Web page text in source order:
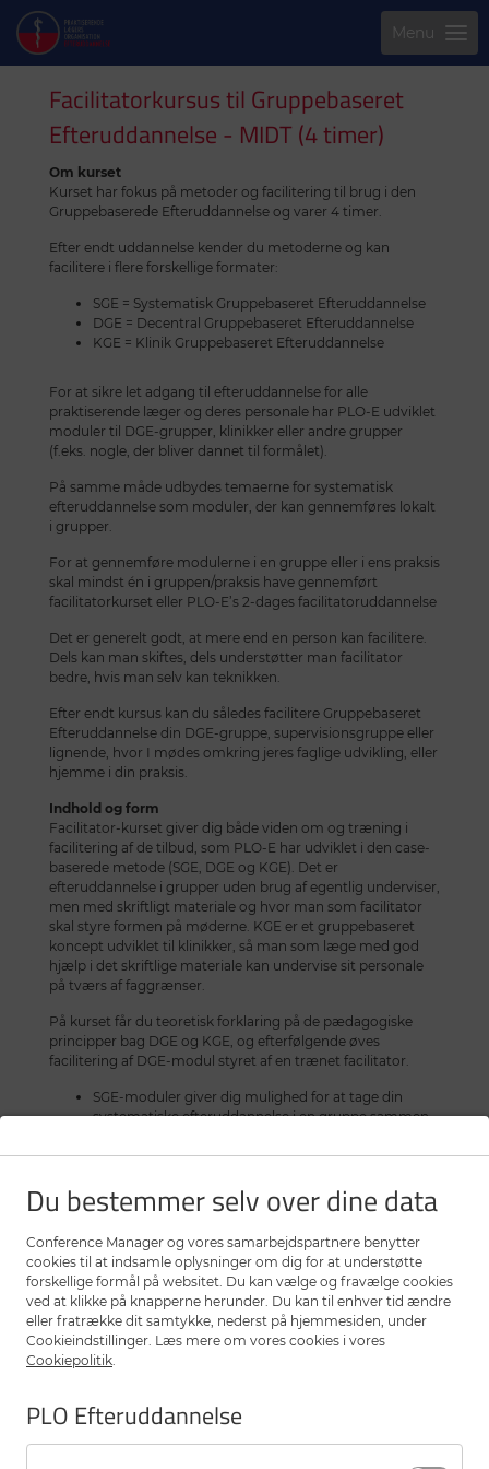
Menu
Facilitatorkursus til Gruppebaseret
Efteruddannelse - MIDT (4 timer)
Om kurset
Kurset har fokus på metoder og facilitering til brug i den
Gruppebaserede Efteruddannelse og varer 4 timer.
Efter endt uddannelse kender du metoderne og kan
facilitere i flere forskellige formater:
SGE = Systematisk Gruppebaseret Efteruddannelse
DGE = Decentral Gruppebaseret Efteruddannelse
KGE = Klinik Gruppebaseret Efteruddannelse
For at sikre let adgang til efteruddannelse for alle
praktiserende læger og deres personale har PLO-E udviklet
moduler til DGE-grupper, klinikker eller andre grupper
(f.eks. nogle, der bliver dannet til formålet).
På samme måde udbydes temaerne for systematisk
efteruddannelse som moduler, der kan gennemføres lokalt
i grupper.
For at gennemføre modulerne i en gruppe eller i ens praksis
skal mindst én i gruppen/praksis have gennemført
facilitatorkurset eller PLO-E’s 2-dages facilitatoruddannelse
Det er generelt godt, at mere end en person kan facilitere.
Dels kan man skiftes, dels understøtter man facilitator
bedre, hvis man selv kan teknikken.
Efter endt kursus kan du således facilitere Gruppebaseret
Efteruddannelse din DGE-gruppe, supervisionsgruppe eller
lignende, hvor I mødes omkring jeres faglige udvikling, eller
hjemme i din praksis.
Indhold og form
Facilitator-kurset giver dig både viden om og træning i
facilitering af de tilbud, som PLO-E har udviklet i den case-
baserede metode (SGE, DGE og KGE). Det er
efteruddannelse i grupper uden brug af egentlig underviser,
men med skriftligt materiale og hvor man som facilitator
skal styre formen på møderne. KGE er et gruppebaseret
koncept udviklet til klinikker, så man som læge med god
hjælp i det skriftlige materiale kan undervise sit personale
på tværs af faggrænser.
På kurset får du teoretisk forklaring på de pædagogiske
principper bag DGE og KGE, og efterfølgende øves
facilitering af DGE-modul styret af en trænet facilitator.
SGE-moduler giver dig mulighed for at tage din
systematiske efteruddannelse i en gruppe sammen
som indeholder drejebog, cases, arbejdsspørgsmål
sig om det pågældende emne. Casene tager
udgangspunkt i situationer fra din hverdag i praksis.
DGE-moduler omhandler specifikke medicinske
emner og udbydes som en del af den selvvalgte
efteruddannelse. Modulerne består af en række
patientcases, informationssektion, spørgsmål til
diskussion i grupperne, en fageksperts kommentarer
til disse spørgsmål og en referenceliste.
ledelse forbereder sig på deltagelse. KGE-modulet
Du bestemmer selv over dine data
Conference Manager og vores samarbejdspartnere benytter
cookies til at indsamle oplysninger om dig for at understøtte
forskellige formål på websitet. Du kan vælge og fravælge cookies
ved at klikke på knapperne herunder. Du kan til enhver tid ændre
eller fratrække dit samtykke, nederst på hjemmesiden, under
Cookieindstillinger. Læs mere om vores cookies i vores
Cookiepolitik.
PLO Efteruddannelse